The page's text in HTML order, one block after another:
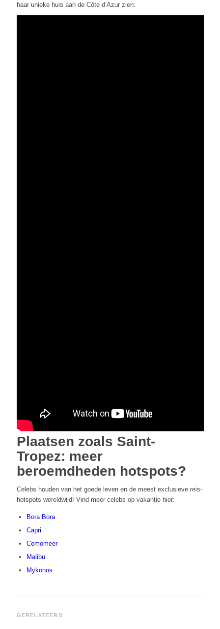
haar unieke huis aan de Côte d’Azur zien:
Plaatsen zoals Saint-
Tropez: meer
beroemdheden hotspots?
Celebs houden van het goede leven en de meest exclusieve reis-
hotspots wereldwijd! Vind meer celebs op vakantie hier:
Bora Bora
Capri
Comomeer
Malibu
Mykonos
GERELATEERD